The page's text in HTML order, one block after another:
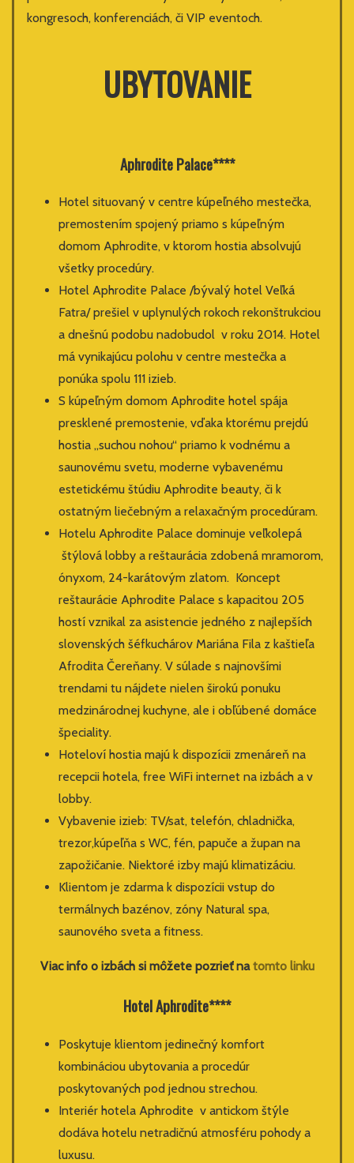
kongresoch, konferenciách, či VIP eventoch.
UBYTOVANIE
Aphrodite Palace****
Hotel situovaný v centre kúpeľného mestečka,
premostením spojený priamo s kúpeľným
domom Aphrodite, v ktorom hostia absolvujú
všetky procedúry.
Hotel Aphrodite Palace /bývalý hotel Veľká
Fatra/ prešiel v uplynulých rokoch rekonštrukciou
a dnešnú podobu nadobudol v roku 2014. Hotel
má vynikajúcu polohu v centre mestečka a
ponúka spolu 111 izieb.
S kúpeľným domom Aphrodite hotel spája
presklené premostenie, vďaka ktorému prejdú
hostia „suchou nohou“ priamo k vodnému a
saunovému svetu, moderne vybavenému
estetickému štúdiu Aphrodite beauty, či k
ostatným liečebným a relaxačným procedúram.
Hotelu Aphrodite Palace dominuje veľkolepá
štýlová lobby a reštaurácia zdobená mramorom,
ónyxom, 24-karátovým zlatom. Koncept
reštaurácie Aphrodite Palace s kapacitou 205
hostí vznikal za asistencie jedného z najlepších
slovenských šéfkuchárov Mariána Fila z kaštieľa
Afrodita Čereňany. V súlade s najnovšími
trendami tu nájdete nielen širokú ponuku
medzinárodnej kuchyne, ale i obľúbené domáce
špeciality.
Hoteloví hostia majú k dispozícii zmenáreň na
recepcii hotela, free WiFi internet na izbách a v
lobby.
Vybavenie izieb: TV/sat, telefón, chladnička,
trezor,kúpeľňa s WC, fén, papuče a župan na
zapožičanie. Niektoré izby majú klimatizáciu.
Klientom je zdarma k dispozícii vstup do
termálnych bazénov, zóny Natural spa,
saunového sveta a fitness.
Viac info o izbách si môžete pozrieť natomto linku
Hotel Aphrodite****
Poskytuje klientom jedinečný komfort
kombináciou ubytovania a procedúr
poskytovaných pod jednou strechou.
Interiér hotela Aphrodite v antickom štýle
dodáva hotelu netradičnú atmosféru pohody a
luxusu.